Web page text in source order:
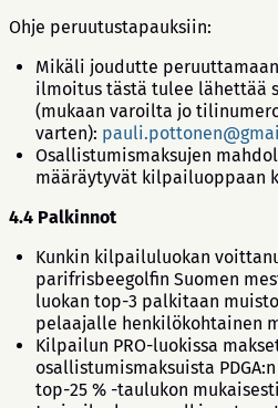
Ohje peruutustapauksiin:
Mikäli joudutte
ilmoitus tästä tulee lähettää
(mukaan varoilta jo
varten):
Osallistumismaksujen
määräytyvät kilpailuoppaan
4.4 Palkinnot
Kunkin kilpailuluokan
parifrisbeegolfin Suomen
luokan top-3 palkitaan
pelaajalle henkilökohtainen
Kilpailun PRO-luokissa
osallistumismaksuista
top-25 % -taulukon